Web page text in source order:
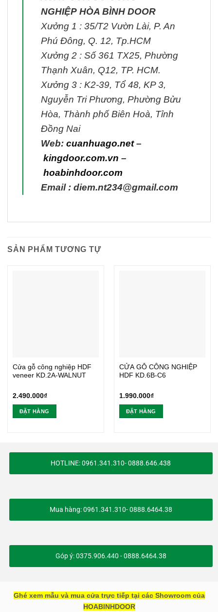
NGHIỆP HÒA BÌNH DOOR
Xưởng 1 : 35/T2 Vườn Lài, P. An
Phú Đông, Q. 12, Tp.HCM
Xưởng 2 : Số 361 TX25, Phường
Thạnh Xuân, Q12, TP. HCM.
Xưởng 3 : K2-39, Tổ 48, KP 3,
Nguyễn Tri Phương, Phường Bửu
Hòa, Thành phố Biên Hoà, Tỉnh
Đồng Nai
Web: cuanhuago.net–
kingdoor.com.vn –
hoabinhdoor.com
Email : diem.nt234@gmail.com
SẢN PHẨM TƯƠNG TỰ
Cửa gỗ công nghiệp HDF
veneer KD.2A-WALNUT
2.490.000₫
ĐẶT HÀNG
CỬA GỖ CÔNG NGHIỆP
HDF KD.6B-C6
1.990.000₫
ĐẶT HÀNG
HOTLINE: 0961.341.310- 0888.646.438
Mua hàng: 0961.341.310- 0888.6464.38
Góp ý: 0375.906.440 - 0888.6464.38
Ghé xem mẫu và mua cửa trực tiếp tại các Showroom của
HOABINHDOOR